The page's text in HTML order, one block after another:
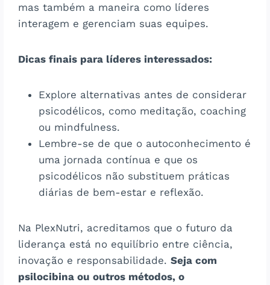
mas também a maneira como líderes
interagem e gerenciam suas equipes.
Dicas finais para líderes interessados:
Explore alternativas antes de considerar
psicodélicos, como meditação, coaching
ou mindfulness.
Lembre-se de que o autoconhecimento é
uma jornada contínua e que os
psicodélicos não substituem práticas
diárias de bem-estar e reflexão.
Na PlexNutri, acreditamos que o futuro da
liderança está no equilíbrio entre ciência,
inovação e responsabilidade.Seja com
psilocibina ou outros métodos, o